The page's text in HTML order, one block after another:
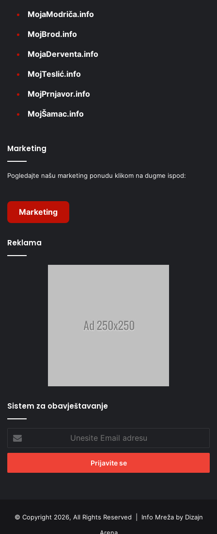
MojaModriča.info
MojBrod.info
MojaDerventa.info
MojTeslić.info
MojPrnjavor.info
MojŠamac.info
Marketing
Pogledajte našu marketing ponudu klikom na dugme ispod:
Marketing
Reklama
Sistem za obavještavanje
Email
adresu
© Copyright 2026, All Rights Reserved | Info Mreža by Dizajn
Arena